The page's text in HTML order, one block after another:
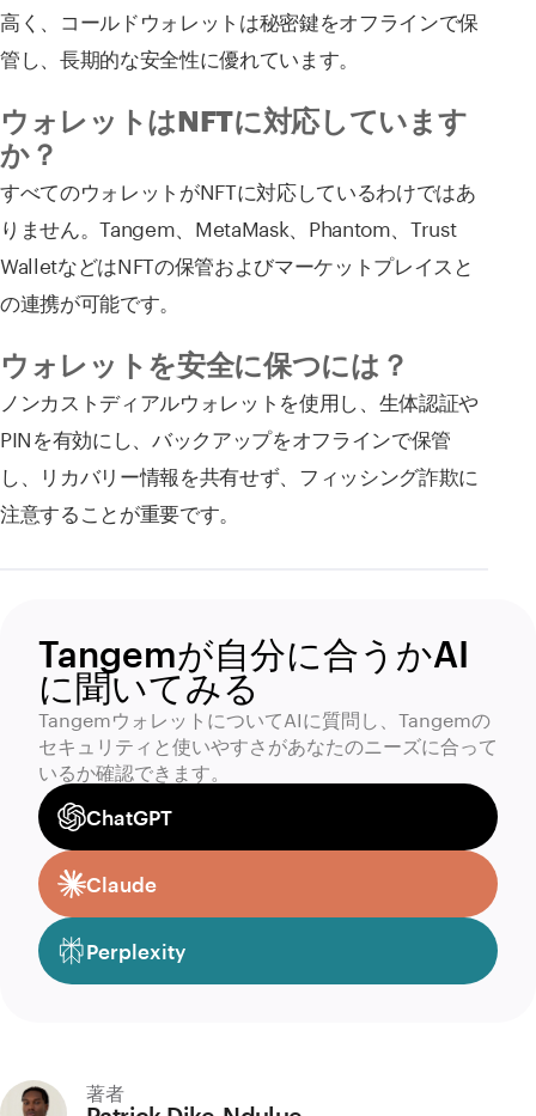
高く、コールドウォレットは秘密鍵をオフラインで保
管し、長期的な安全性に優れています。
ウォレットはNFTに対応しています
か？
すべてのウォレットがNFTに対応しているわけではあ
りません。Tangem、MetaMask、Phantom、Trust
WalletなどはNFTの保管およびマーケットプレイスと
の連携が可能です。
ウォレットを安全に保つには？
ノンカストディアルウォレットを使用し、生体認証や
PINを有効にし、バックアップをオフラインで保管
し、リカバリー情報を共有せず、フィッシング詐欺に
注意することが重要です。
Tangemが自分に合うかAI
に聞いてみる
TangemウォレットについてAIに質問し、Tangemの
セキュリティと使いやすさがあなたのニーズに合って
いるか確認できます。
ChatGPT
Claude
Perplexity
著者